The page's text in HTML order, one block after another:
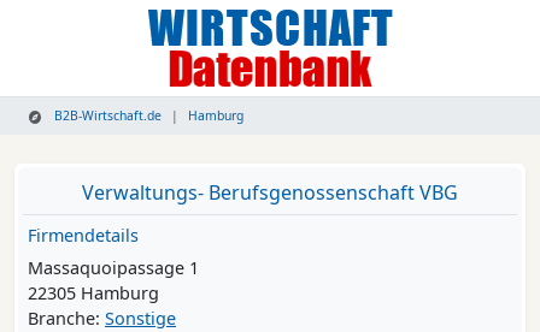
B2B-Wirtschaft.de Hamburg
Verwaltungs- Berufsgenossenschaft VBG
Firmendetails
Massaquoipassage 1
22305 Hamburg
Branche: Sonstige